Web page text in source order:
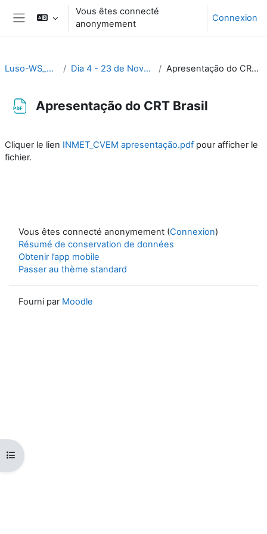
Passer au contenu principal
Panneau latéral
Vous êtes connecté
anonymement
Connexion
Ouvrir l’index du cours
Luso-WS_2023 Dia 4 - 23 de Novembro Apresentação do CRT Brasil
Apresentação do CRT Brasil
Cliquer le lien INMET_CVEM apresentação.pdf pour afficher le
fichier.
Vous êtes connecté anonymement (Connexion)
Résumé de conservation de données
Obtenir l’app mobile
Passer au thème standard
Fourni par Moodle